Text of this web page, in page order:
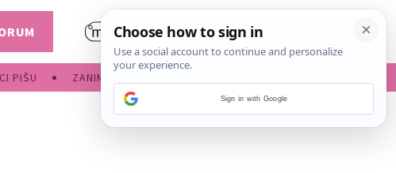
PIŠU ZANIMLJIVOSTI
Sign in with Google